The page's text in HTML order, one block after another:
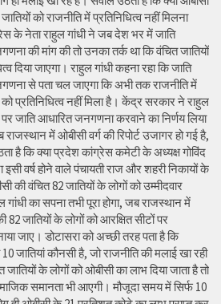
को राजनीति में प्रतिनिधित्व नहीं मिलना
के नेता राहुल गांधी ने जब देश भर में जाति
की मांग की तो उनका तर्क था कि वंचित जातियों
दिया जाएगा। राहुल गांधी कहना रहा कि जाति
से पता चल जाएगा कि अभी तक राजनीति में
को प्रतिनिधित्व नहीं मिला है। केंद्र सरकार ने राहुल
पर जाति आधारित जनगणना करवाने का निर्णय लिया
में ओबीसी वर्ग की रिपोर्ट उजागर हो गई है,
है कि क्या प्रदेश कांग्रेस कमेटी के अध्यक्ष गोविंद
इसी वर्ष होने वाले पंचायती राज और शहरी निकायों के
की वंचित 82 जातियों के लोगों को उम्मीदवार
गांधी का सपना तभी पूरा होगा, जब राजस्थान में
82 जातियों के लोगों को आरक्षित सीटों पर
जाए। डोटासरा को अच्छी तरह पता है कि
जातियां कौनसी है, जो राजनीति की मलाई खा रही
जातियों के लोगों को ओबीसी का लाभ दिया जाता है तो
समानता भी आएगी। मौजूदा समय में सिर्फ 10